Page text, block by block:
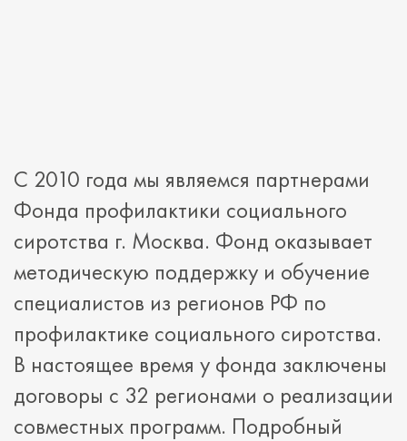
С 2010 года мы являемся партнерами
Фонда профилактики социального
сиротства г. Москва. Фонд оказывает
методическую поддержку и обучение
специалистов из регионов РФ по
профилактике социального сиротства.
В настоящее время у фонда заключены
договоры с 32 регионами о реализации
совместных программ. Подробный